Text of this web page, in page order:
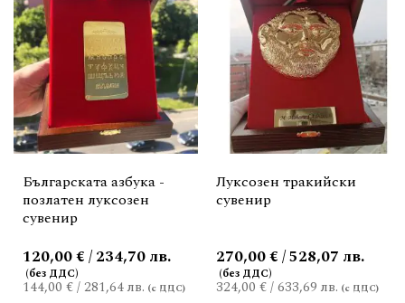
Българската азбука -
позлатен луксозен
сувенир
144,00 €/281,64 лв.
120,00 € / 234,70 лв.
Луксозен тракийски
сувенир
324,00 €/633,69 лв.
270,00 € / 528,07 лв.